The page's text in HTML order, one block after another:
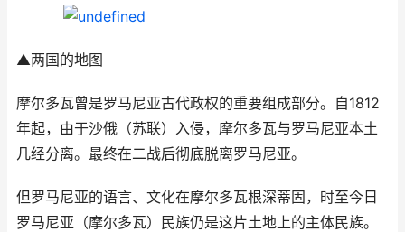
▲两国的地图
摩尔多瓦曾是罗马尼亚古代政权的重要组成部分。自1812
年起，由于沙俄（苏联）入侵，摩尔多瓦与罗马尼亚本土
几经分离。最终在二战后彻底脱离罗马尼亚。
但罗马尼亚的语言、文化在摩尔多瓦根深蒂固，时至今日
罗马尼亚（摩尔多瓦）民族仍是这片土地上的主体民族。